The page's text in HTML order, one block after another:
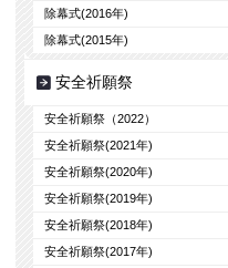
除幕式(2016年)
除幕式(2015年)
安全祈願祭
安全祈願祭（2022）
安全祈願祭(2021年)
安全祈願祭(2020年)
安全祈願祭(2019年)
安全祈願祭(2018年)
安全祈願祭(2017年)